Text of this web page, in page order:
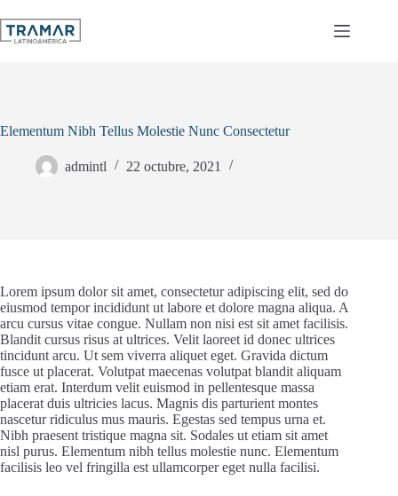
to
content
Elementum Nibh Tellus Molestie Nunc Consectetur
admintl 22 octubre, 2021
Lorem ipsum dolor sit amet, consectetur adipiscing elit, sed do
eiusmod tempor incididunt ut labore et dolore magna aliqua. A
arcu cursus vitae congue. Nullam non nisi est sit amet facilisis.
Blandit cursus risus at ultrices. Velit laoreet id donec ultrices
tincidunt arcu. Ut sem viverra aliquet eget. Gravida dictum
fusce ut placerat. Volutpat maecenas volutpat blandit aliquam
etiam erat. Interdum velit euismod in pellentesque massa
placerat duis ultricies lacus. Magnis dis parturient montes
nascetur ridiculus mus mauris. Egestas sed tempus urna et.
Nibh praesent tristique magna sit. Sodales ut etiam sit amet
nisl purus. Elementum nibh tellus molestie nunc. Elementum
facilisis leo vel fringilla est ullamcorper eget nulla facilisi.